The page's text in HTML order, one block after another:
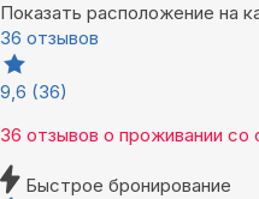
Показать расположение на
36 отзывов
9,6 (36)
36 отзывов о проживании со
Быстрое бронирование